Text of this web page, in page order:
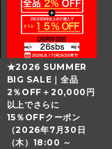
★2026 SUMMER
BIG SALE｜全品
2％OFF＋20,000円
以上でさらに
15％OFFクーポン
（2026年7月30日
（木）18:00 ～